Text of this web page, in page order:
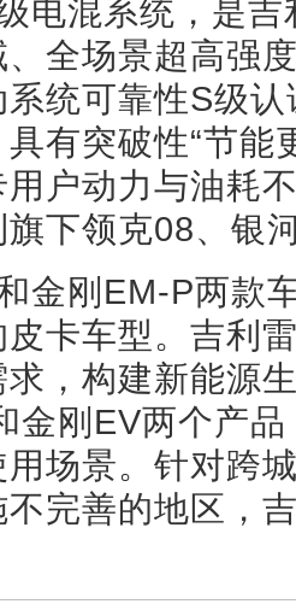
电混系统，是
全场景超高强
统可靠性S级
有突破性“节能
户动力与油耗
下领克08、银
金刚EM-P两款
卡车型。吉利
求，构建新能源
金刚EV两个产
场景。针对跨
完善的地区，